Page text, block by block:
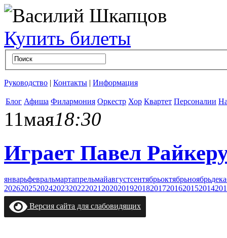
Купить билеты
Руководство | Контакты | Информация
Блог Афиша Филармония Оркестр Хор Квартет Персоналии
11мая18:30
Играет Павел
январьфевральмартапрельмайавгустсентябрьоктябрьноябрь
2026202520242023202220212020201920182017201620152014
Версия сайта для слабовидящих